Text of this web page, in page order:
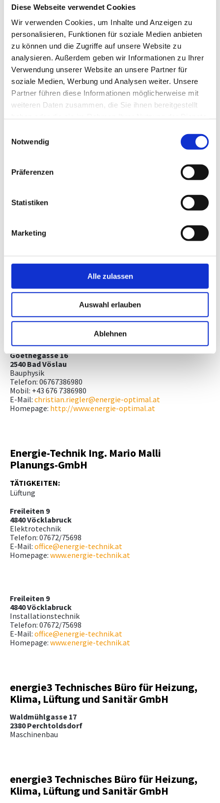
Diese Webseite verwendet Cookies
Wir verwenden Cookies, um Inhalte und Anzeigen zu
personalisieren, Funktionen für soziale Medien anbieten
zu können und die Zugriffe auf unsere Website zu
analysieren. Außerdem geben wir Informationen zu Ihrer
Verwendung unserer Website an unsere Partner für
soziale Medien, Werbung und Analysen weiter. Unsere
Partner führen diese Informationen möglicherweise mit
weiteren Daten zusammen, die Sie ihnen bereitgestellt
Notwendig
Präferenzen
Statistiken
Marketing
Alle zulassen
Auswahl erlauben
Ablehnen
Energie Klagenfurt GmbH
St. Veiter Straße 31
9020 Klagenfurt am Wörthersee
Elektrotechnik
Telefon: +43 463 521
E-Mail:office@stw.at
Homepage:http://www.stw.at
Energie Steiermark Green Power GmbH
Kulturtechnik und Wasserwirtschaft
ENERGIE-OPTIMAL e.U. - Ingenieurbüro
Goethegasse 16
2540 Bad Vöslau
Telefon: 06767386980
Mobil: +43 676 7386980
christian.riegler@energie-optimal.at
Goethegasse 16
2540 Bad Vöslau
Bauphysik
Telefon: 06767386980
Mobil: +43 676 7386980
E-Mail: christian.riegler@energie-optimal.at
Homepage: http://www.energie-optimal.at
Energie-Technik Ing. Mario Malli
Planungs-GmbH
TÄTIGKEITEN:
Lüftung
Freileiten 9
4840 Vöcklabruck
Elektrotechnik
Telefon: 07672/75698
E-Mail: office@energie-technik.at
Homepage: www.energie-technik.at
Freileiten 9
4840 Vöcklabruck
Installationstechnik
Telefon: 07672/75698
E-Mail: office@energie-technik.at
Homepage: www.energie-technik.at
energie3 Technisches Büro für Heizung,
Klima, Lüftung und Sanitär GmbH
Waldmühlgasse 17
2380 Perchtoldsdorf
Maschinenbau
energie3 Technisches Büro für Heizung,
Klima, Lüftung und Sanitär GmbH